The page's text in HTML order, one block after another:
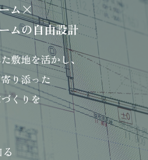
ム×
ムの自由設計
敷地を活かし、
り添った
くりを